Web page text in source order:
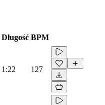
Długość BPM
1:22 127